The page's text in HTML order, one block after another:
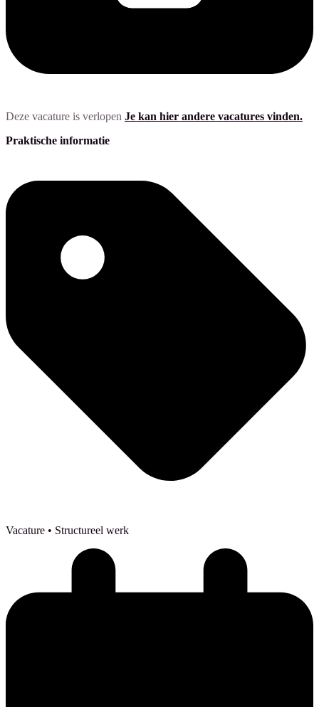
Deze vacature is verlopen Je kan hier andere vacatures vinden.
Praktische informatie
Vacature • Structureel werk